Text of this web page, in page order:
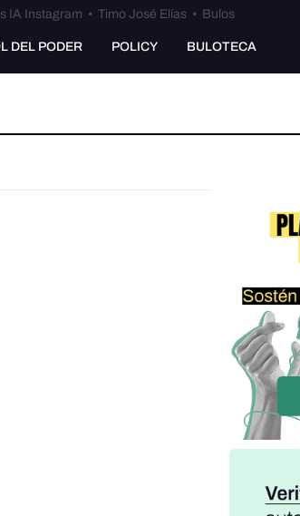
IA Instagram • Timo José Elías• Bulos
DEL PODER POLICY BULOTECA